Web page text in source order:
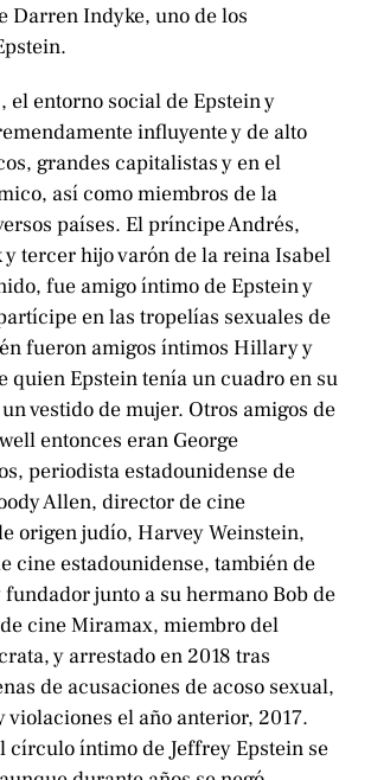
Darren Indyke, uno de los
el entorno social de Epstein y
influyente y de alto
grandes capitalistas y en el
así como miembros de la
países. El príncipe Andrés,
y tercer hijo varón de la reina Isabel
fue amigo íntimo de Epstein y
en las tropelías sexuales de
fueron amigos íntimos Hillary y
quien Epstein tenía un cuadro en su
vestido de mujer. Otros amigos de
entonces eran George
periodista estadounidense de
Allen, director de cine
origen judío, Harvey Weinstein,
cine estadounidense, también de
junto a su hermano Bob de
cine Miramax, miembro del
y arrestado en 2018 tras
de acusaciones de acoso sexual,
violaciones el año anterior, 2017.
círculo íntimo de Jeffrey Epstein se